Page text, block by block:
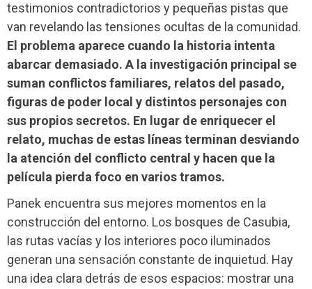
testimonios contradictorios y pequeñas pistas que
van revelando las tensiones ocultas de la comunidad.
El problema aparece cuando la historia intenta
abarcar demasiado. A la investigación principal se
suman conflictos familiares, relatos del pasado,
figuras de poder local y distintos personajes con
sus propios secretos. En lugar de enriquecer el
relato, muchas de estas líneas terminan desviando
la atención del conflicto central y hacen que la
película pierda foco en varios tramos.
Panek encuentra sus mejores momentos en la
construcción del entorno. Los bosques de Casubia,
las rutas vacías y los interiores poco iluminados
generan una sensación constante de inquietud. Hay
una idea clara detrás de esos espacios: mostrar una